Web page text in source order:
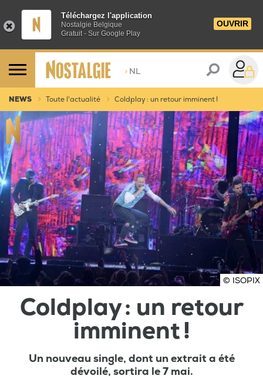
Téléchargez l'application
Nostalgie Belgique
Gratuit - Sur Google Play
OUVRIR
> NL
NEWS Toute l'actualité Coldplay : un retour imminent !
© ISOPIX
Coldplay : un retour
imminent !
Un nouveau single, dont un extrait a été
dévoilé, sortira le 7 mai.